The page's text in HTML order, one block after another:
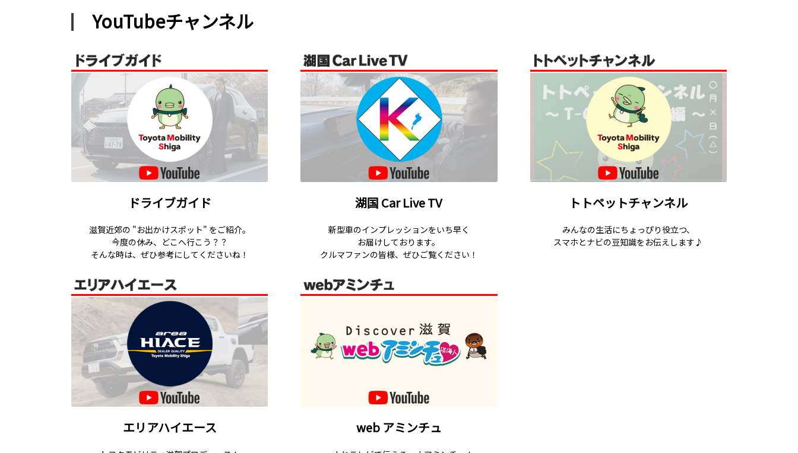
YouTubeチャンネル
ドライブガイド
滋賀近郊の "お出かけスポット" をご紹介。
今度の休み、どこへ行こう？？
そんな時は、ぜひ参考にしてくださいね！
湖国 Car Live TV
新型車のインプレッションをいち早く
お届けしております。
クルマファンの皆様、ぜひご覧ください！
トトペットチャンネル
みんなの生活にちょっぴり役立つ、
スマホとナビの豆知識をお伝えします♪
エリアハイエース web アミンチュ